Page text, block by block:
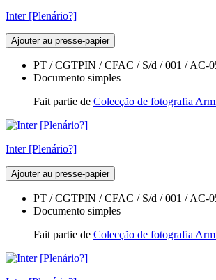
Inter [Plenário?]
Ajouter au presse-papier
PT / CGTPIN / CFAC / S/d / 001 / AC-
Documento simples
Fait partie de Colecção de fotografia
Inter [Plenário?]
Ajouter au presse-papier
PT / CGTPIN / CFAC / S/d / 001 / AC-
Documento simples
Fait partie de Colecção de fotografia